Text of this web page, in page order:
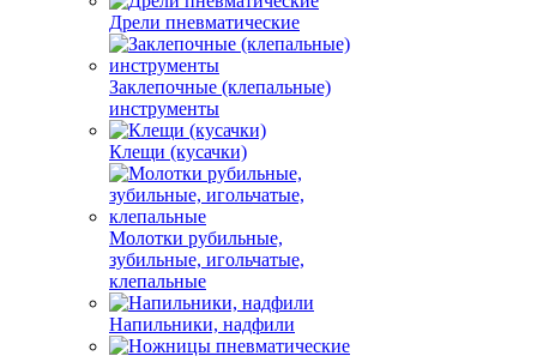
Дрели пневматические
Заклепочные (клепальные)
инструменты
Клещи (кусачки)
Молотки рубильные,
зубильные, игольчатые,
клепальные
Напильники, надфили